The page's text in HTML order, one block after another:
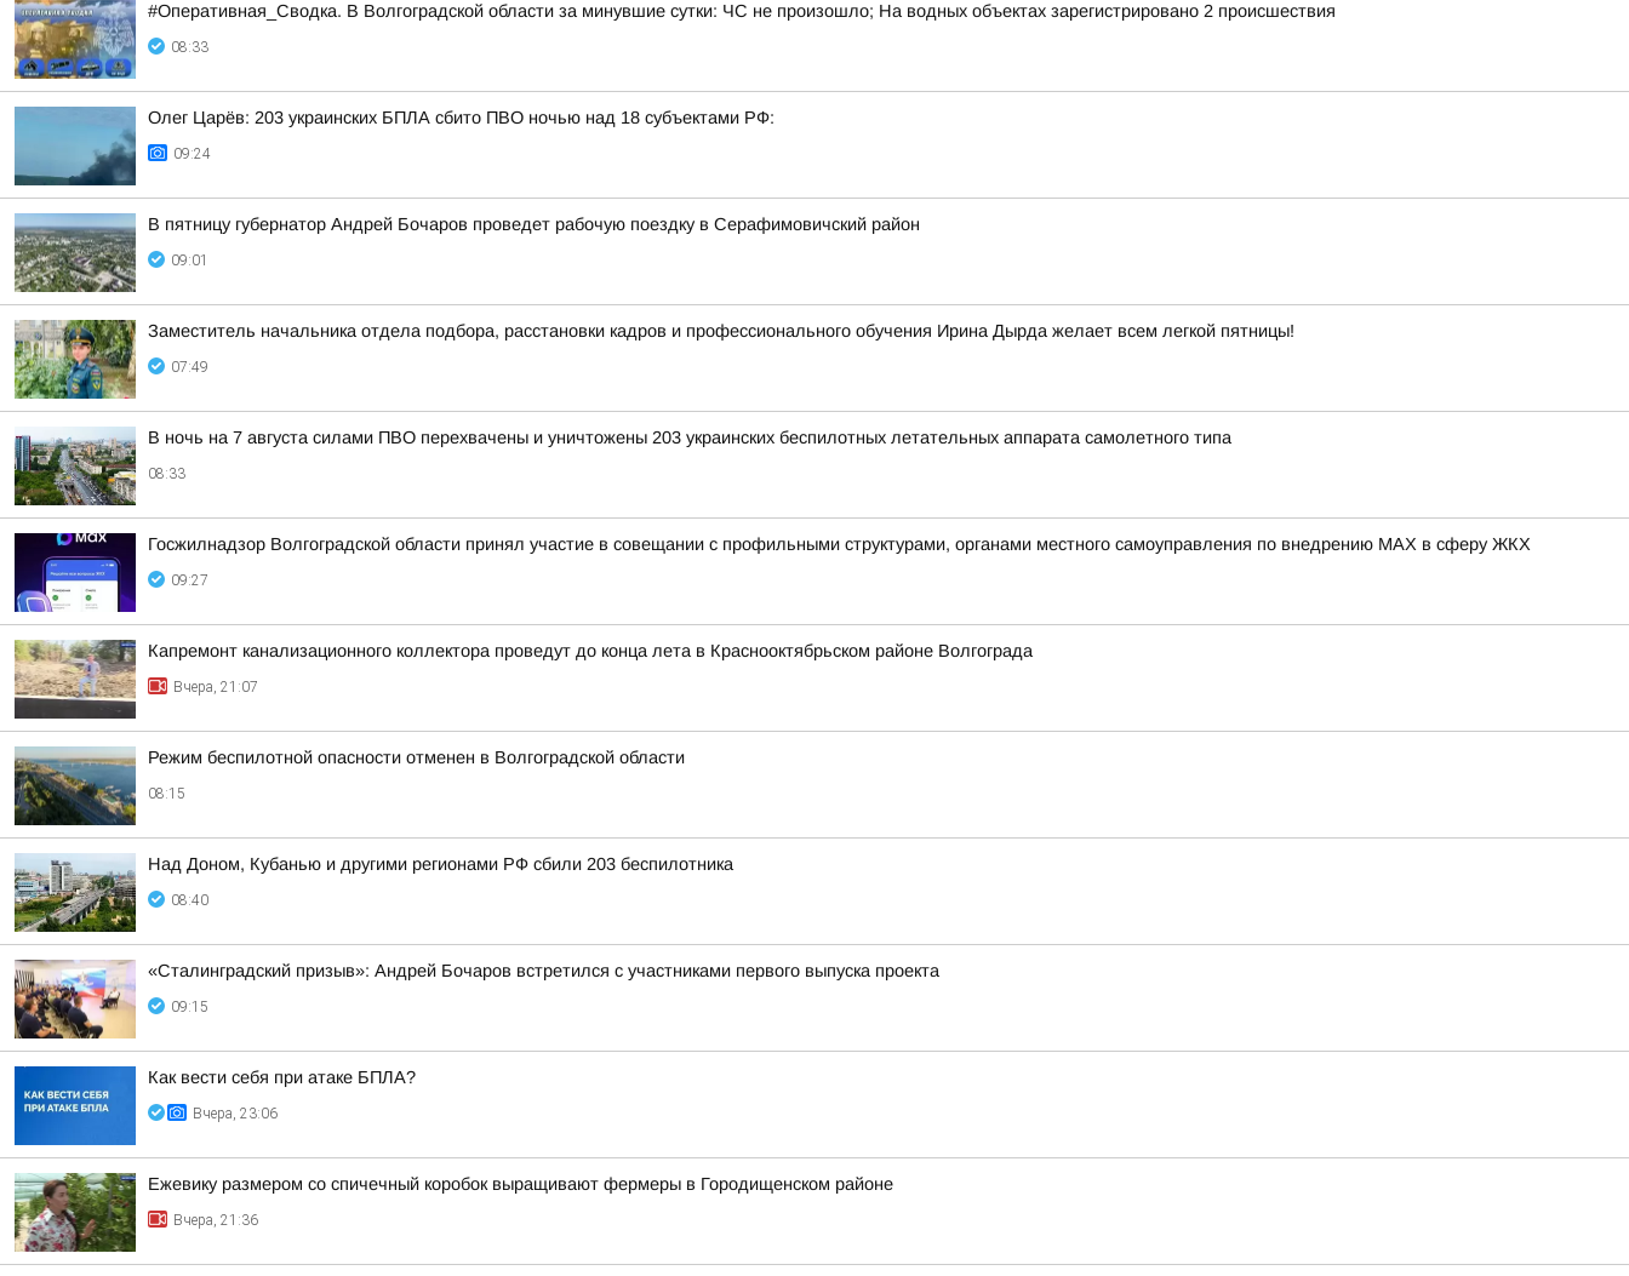
#Оперативная_Сводка. В Волгоградской области за минувшие сутки: ЧС не произошло; На водных объектах зарегистрировано 2 происшествия
08:33
Олег Царёв: 203 украинских БПЛА сбито ПВО ночью над 18 субъектами РФ:
09:24
В пятницу губернатор Андрей Бочаров проведет рабочую поездку в Серафимовичский район
09:01
Заместитель начальника отдела подбора, расстановки кадров и профессионального обучения Ирина Дырда желает всем легкой пятницы!
07:49
В ночь на 7 августа силами ПВО перехвачены и уничтожены 203 украинских беспилотных летательных аппарата самолетного типа
08:33
Госжилнадзор Волгоградской области принял участие в совещании с профильными структурами, органами местного самоуправления по внедрению МАХ в сферу ЖКХ
09:27
Капремонт канализационного коллектора проведут до конца лета в Краснооктябрьском районе Волгограда
Вчера, 21:07
Режим беспилотной опасности отменен в Волгоградской области
08:15
Над Доном, Кубанью и другими регионами РФ сбили 203 беспилотника
08:40
«Сталинградский призыв»: Андрей Бочаров встретился с участниками первого выпуска проекта
09:15
Как вести себя при атаке БПЛА?
Вчера, 23:06
Ежевику размером со спичечный коробок выращивают фермеры в Городищенском районе
Вчера, 21:36